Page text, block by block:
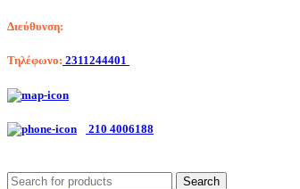
Διεύθυνση:
Τηλέφωνο: 2311244401
210 4006188
Search